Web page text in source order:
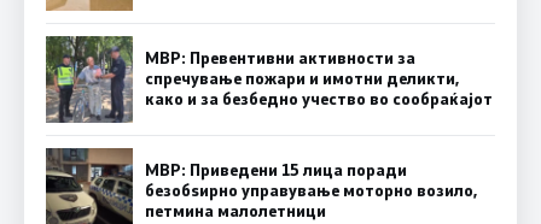
МВР: Превентивни активности за
спречување пожари и имотни деликти,
како и за безбедно учество во сообраќајот
МВР: Приведени 15 лица поради
безобѕирно управување моторно возило,
петмина малолетници